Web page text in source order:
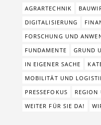
AGRARTECHNIK
DIGITALISIERUNG
FORSCHUNG UND
FUNDAMENTE
GRUND
IN EIGENER SACHE
MOBILITÄT UND
PRESSEFOKUS
REGION
WEITER FÜR SIE DA!